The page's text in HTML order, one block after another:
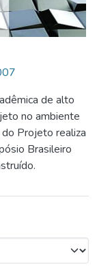
de alto
no ambiente
Projeto realiza
Brasileiro